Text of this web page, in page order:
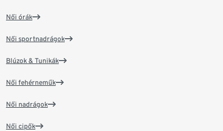
Női órák
Női sportnadrágok
Blúzok & Tunikák
Női fehérneműk
Női nadrágok
Női cipők